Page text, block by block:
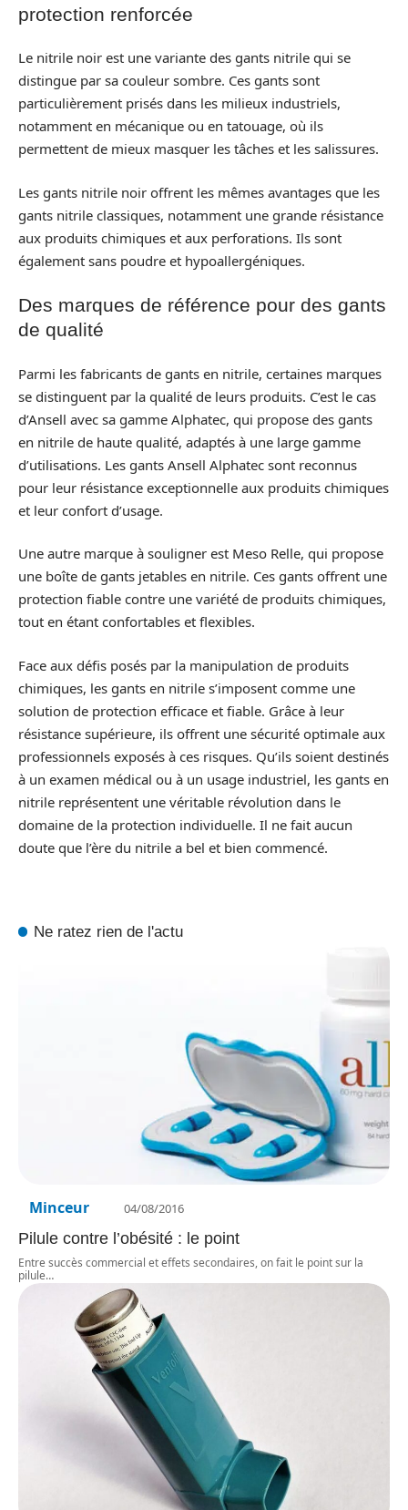
protection renforcée
Le nitrile noir est une variante des gants nitrile qui se
distingue par sa couleur sombre. Ces gants sont
particulièrement prisés dans les milieux industriels,
notamment en mécanique ou en tatouage, où ils
permettent de mieux masquer les tâches et les salissures.
Les gants nitrile noir offrent les mêmes avantages que les
gants nitrile classiques, notamment une grande résistance
aux produits chimiques et aux perforations. Ils sont
également sans poudre et hypoallergéniques.
Des marques de référence pour des gants
de qualité
Parmi les fabricants de gants en nitrile, certaines marques
se distinguent par la qualité de leurs produits. C’est le cas
d’Ansell avec sa gamme Alphatec, qui propose des gants
en nitrile de haute qualité, adaptés à une large gamme
d’utilisations. Les gants Ansell Alphatec sont reconnus
pour leur résistance exceptionnelle aux produits chimiques
et leur confort d’usage.
Une autre marque à souligner est Meso Relle, qui propose
une boîte de gants jetables en nitrile. Ces gants offrent une
protection fiable contre une variété de produits chimiques,
tout en étant confortables et flexibles.
Face aux défis posés par la manipulation de produits
chimiques, les gants en nitrile s’imposent comme une
solution de protection efficace et fiable. Grâce à leur
résistance supérieure, ils offrent une sécurité optimale aux
professionnels exposés à ces risques. Qu’ils soient destinés
à un examen médical ou à un usage industriel, les gants en
nitrile représentent une véritable révolution dans le
domaine de la protection individuelle. Il ne fait aucun
doute que l’ère du nitrile a bel et bien commencé.
Ne ratez rien de l'actu
Minceur 04/08/2016
Pilule contre l’obésité : le point
Entre succès commercial et effets secondaires, on fait le point sur la
pilule…